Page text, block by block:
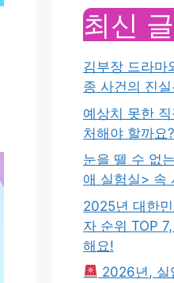
최신 글
김부장 드라마
종 사건의 진실
예상치 못한
처해야 할까요?
눈을 뗄 수 없
애 실험실> 속
2025년 대한
자 순위 TOP
해요!
2026년, 실